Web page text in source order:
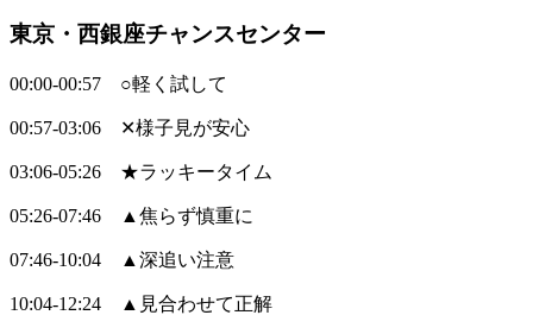
東京・西銀座チャンスセンター
00:00-00:57 ○軽く試して
00:57-03:06 ✕様子見が安心
03:06-05:26 ★ラッキータイム
05:26-07:46 ▲焦らず慎重に
07:46-10:04 ▲深追い注意
10:04-12:24 ▲見合わせて正解